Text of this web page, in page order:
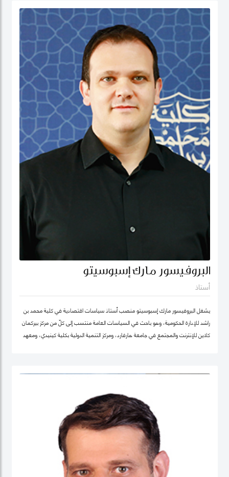
أمضت قبل ذلك أكثر من عقد في جامعة ولونغونغ في دبي (الإمارات العربية المتحدة) ،
وهي واحدة من أوائل الجامعات الخاصة في الإمارات العربية المتحدة ، حيث تولت منصب
نائب العميد ومدير برنامج الماجستير في إدارة الأعمال. شاركت بنشاط في لجان الاعتماد
ولجان الاعتماد في كل من الإمارات العربية المتحدة وألمانيا، بالإضافة إلى مهامها في
التواصل مع المؤسسات. عاشت في الولايات المتحدة الأمريكية والهند وتايوان وألمانيا.
البروفيسور ستيفنز عضو في العديد من المجالس الاستشارية، وهي جزء من مجموعتي
عمل حول أخلاقيات الذكاء الاصطناعي في IEEE SA
البروفيسور مارك إسبوسيتو
أستاذ
يشغل البروفيسور مارك إسبوسيتو منصب أستاذ سياسات اقتصادية في كلية محمد بن
راشد للإدارة الحكومية، وهو باحث في السياسات العامة منتسب إلى كلّ من مركز بيركمان
كلاين للإنترنت والمجتمع في جامعة هارفارد، ومركز التنمية الدولية بكلية كينيدي، ومعهد
مجال الذكاء الاصطناعي، بما في ذلك Nexus FrontierTech، ومؤسسة AI Native ،